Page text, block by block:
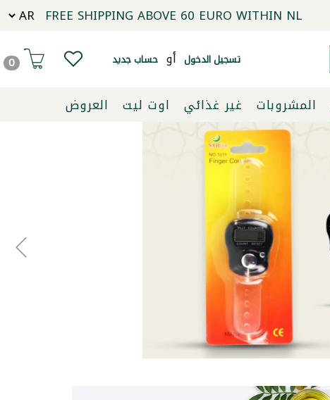
FREE SHIPPING ABOVE 60 EURO WITHIN NL
تسجيل الدخول أو حساب جديد 0
المشروبات غير غذائي اوت ليت العروض